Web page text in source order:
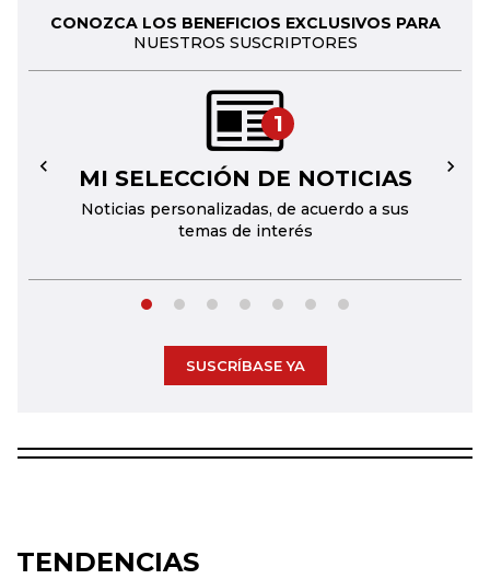
CONOZCA LOS BENEFICIOS EXCLUSIVOS PARA
NUESTROS SUSCRIPTORES
1
MI SELECCIÓN DE NOTICIAS
Noticias personalizadas, de acuerdo a sus
temas de interés
← →
SUSCRÍBASE YA
TENDENCIAS